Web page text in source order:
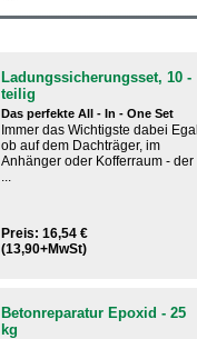
Ladungssicherungsset, 10 -
teilig
Das perfekte All - In - One Set
Immer das Wichtigste dabei Egal
ob auf dem Dachträger, im
Anhänger oder Kofferraum - der
...
Preis: 16,54 €
(13,90+MwSt)
Betonreparatur Epoxid - 25
kg